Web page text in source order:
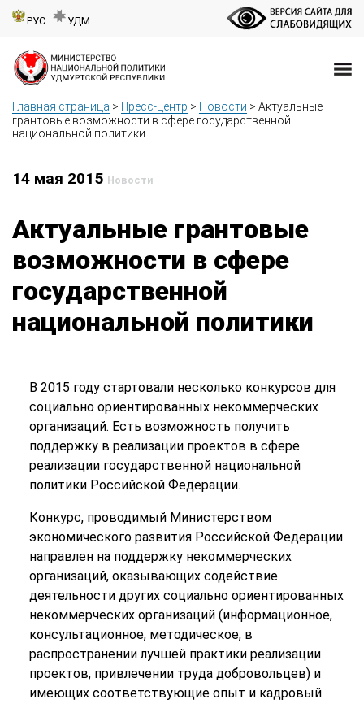
РУС УДМ
Главная страница > Пресс-центр > Новости > Актуальные
грантовые возможности в сфере государственной
национальной политики
14 мая 2015 Новости
Актуальные грантовые
возможности в сфере
государственной
национальной политики
В 2015 году стартовали несколько конкурсов для
социально ориентированных некоммерческих
организаций. Есть возможность получить
поддержку в реализации проектов в сфере
реализации государственной национальной
политики Российской Федерации.
Конкурс, проводимый Министерством
экономического развития Российской Федерации
направлен на поддержку некоммерческих
организаций, оказывающих содействие
деятельности других социально ориентированных
некоммерческих организаций (информационное,
консультационное, методическое, в
распространении лучшей практики реализации
проектов, привлечении труда добровольцев) и
имеющих соответствующие опыт и кадровый